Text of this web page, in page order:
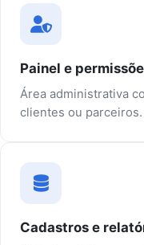
Painel e
Área administrativa
clientes ou parceiros.
Cadastros e